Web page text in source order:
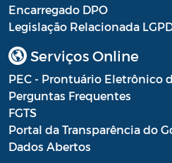
Encarregado DPO
Legislação Relacionada
Serviços Online
PEC - Prontuário Eletrônico
Perguntas Frequentes
FGTS
Portal da Transparência do
Dados Abertos